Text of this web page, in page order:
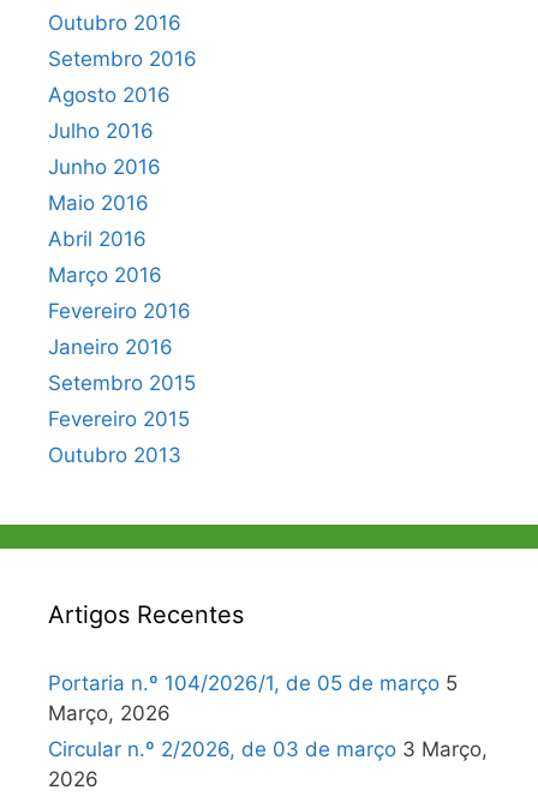
Outubro 2016
Setembro 2016
Agosto 2016
Julho 2016
Junho 2016
Maio 2016
Abril 2016
Março 2016
Fevereiro 2016
Janeiro 2016
Setembro 2015
Fevereiro 2015
Outubro 2013
Artigos Recentes
Portaria n.º 104/2026/1, de 05 de março 5
Março, 2026
Circular n.º 2/2026, de 03 de março 3 Março,
2026